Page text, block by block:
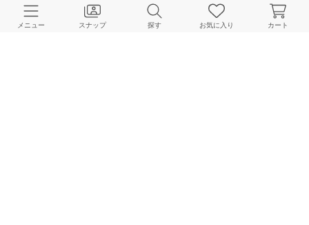
CUSTOMER SERVICE
メニュー スナップ 探す お気に入り カート